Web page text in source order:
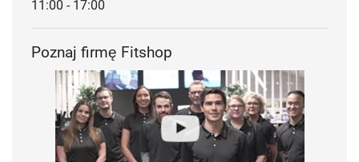
11:00 - 17:00
Poznaj firmę Fitshop